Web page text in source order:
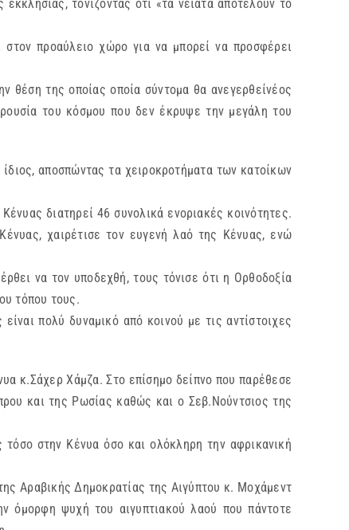
τονίζοντας ότι «τα νειάτα αποτελούν το
προαύλειο χώρο για να μπορεί να προσφέρει
της οποίας οποία σύντομα θα ανεγερθείνέος
του κόσμου που δεν έκρυψε την μεγάλη του
αποσπώντας τα χειροκροτήματα των κατοίκων
διατηρεί 46 συνολικά ενοριακές κοινότητες.
χαιρέτισε τον ευγενή λαό της Κένυας, ενώ
να τον υποδεχθή, τους τόνισε ότι η Ορθοδοξία
τόπου τους.
πολύ δυναμικό από κοινού με τις αντίστοιχες
Χάμζα. Στο επίσημο δείπνο που παρέθεσε
και της Ρωσίας καθώς και ο Σεβ.Νούντσιος της
στην Κένυα όσο και ολόκληρη την αφρικανική
Δημοκρατίας της Αιγύπτου κ. Μοχάμεντ
όμορφη ψυχή του αιγυπτιακού λαού που πάντοτε